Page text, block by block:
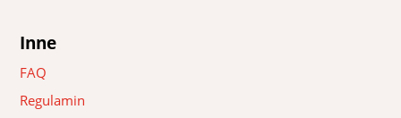
Inne
FAQ
Regulamin